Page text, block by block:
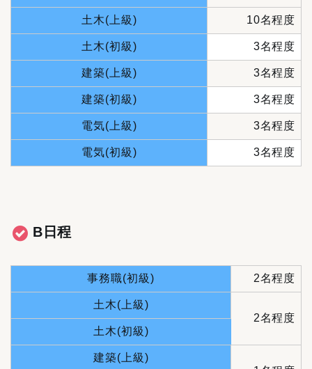
土木(上級) 10名程度
土木(初級) 3名程度
建築(上級) 3名程度
建築(初級) 3名程度
電気(上級) 3名程度
電気(初級) 3名程度
B日程
事務職(初級) 2名程度
土木(上級)
2名程度
土木(初級)
建築(上級)